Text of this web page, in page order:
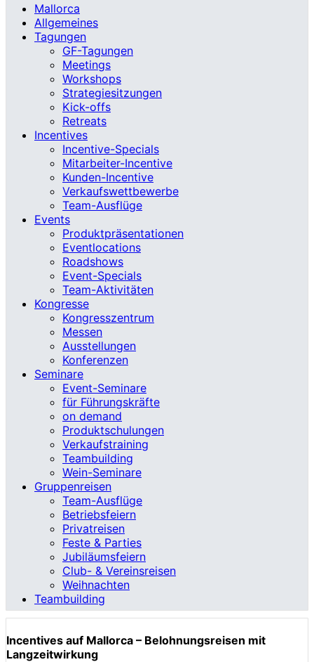
Mallorca
Allgemeines
Tagungen
GF-Tagungen
Meetings
Workshops
Strategiesitzungen
Kick-offs
Retreats
Incentives
Incentive-Specials
Mitarbeiter-Incentive
Kunden-Incentive
Verkaufswettbewerbe
Team-Ausflüge
Events
Produktpräsentationen
Eventlocations
Roadshows
Event-Specials
Team-Aktivitäten
Kongresse
Kongresszentrum
Messen
Ausstellungen
Konferenzen
Seminare
Event-Seminare
für Führungskräfte
on demand
Produktschulungen
Verkaufstraining
Teambuilding
Wein-Seminare
Gruppenreisen
Team-Ausflüge
Betriebsfeiern
Privatreisen
Feste & Parties
Jubiläumsfeiern
Club- & Vereinsreisen
Weihnachten
Teambuilding
Incentives auf Mallorca – Belohnungsreisen mit
Langzeitwirkung